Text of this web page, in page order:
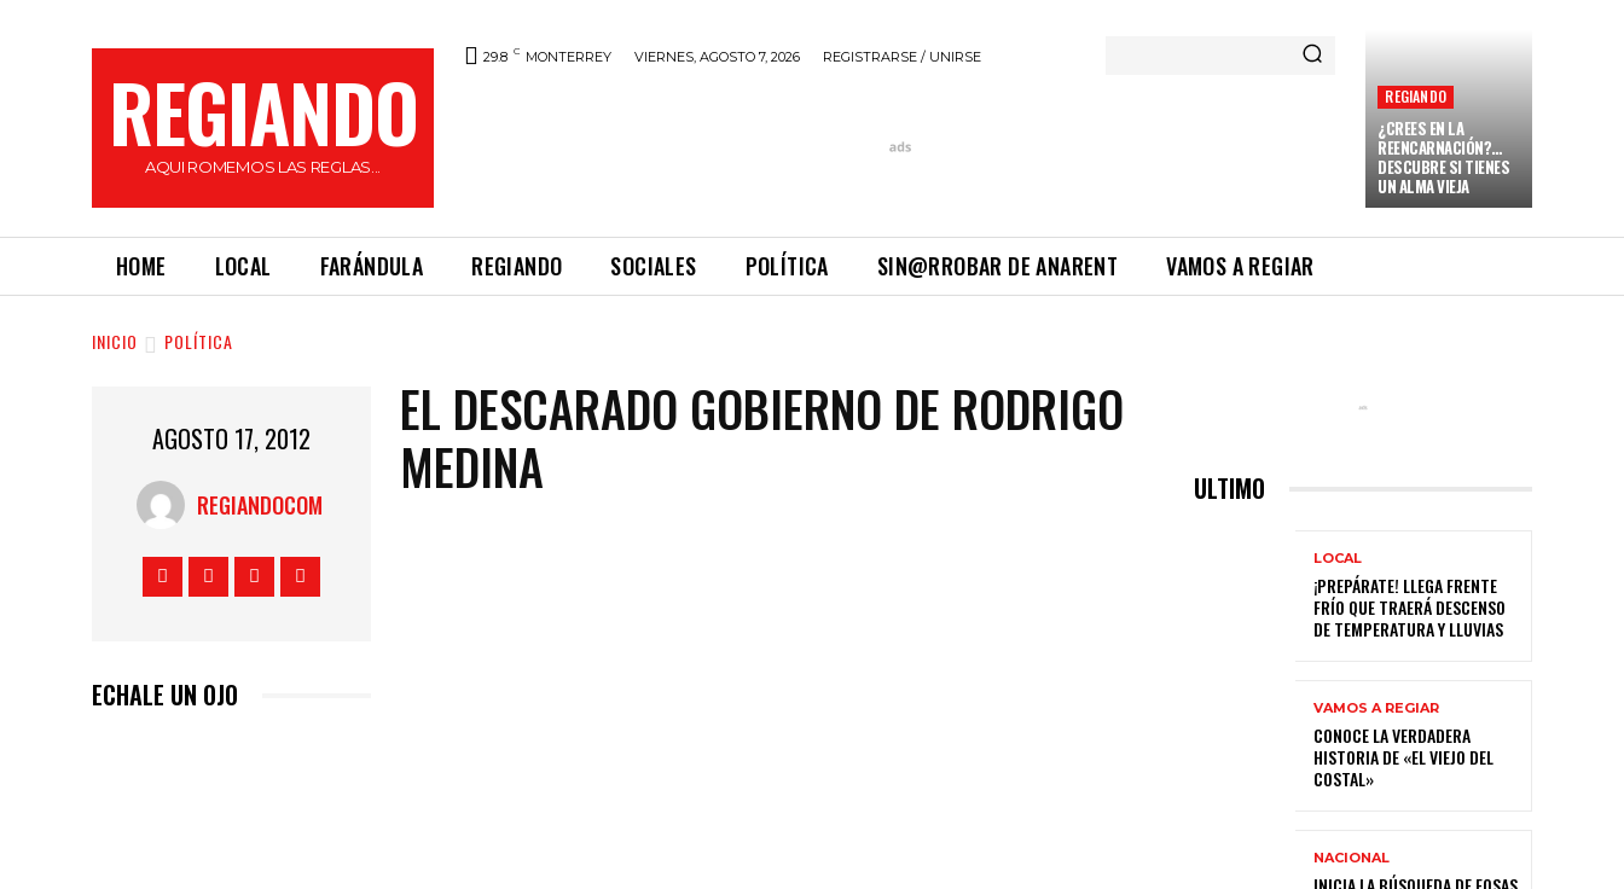
REGIANDO
AQUI ROMEMOS LAS REGLAS...
29.8 C MONTERREY VIERNES, AGOSTO 7, 2026 REGISTRARSE / UNIRSE
REGIANDO
¿CREES EN LA
REENCARNACIÓN?…
DESCUBRE SI TIENES
UN ALMA VIEJA
HOME LOCAL FARÁNDULA REGIANDO SOCIALES POLÍTICA SIN@RROBAR DE ANARENT VAMOS A REGIAR
INICIO POLÍTICA
AGOSTO 17, 2012
REGIANDOCOM
ECHALE UN OJO
EL DESCARADO GOBIERNO DE RODRIGO
MEDINA
ULTIMO
LOCAL
¡PREPÁRATE! LLEGA FRENTE
FRÍO QUE TRAERÁ DESCENSO
DE TEMPERATURA Y LLUVIAS
VAMOS A REGIAR
CONOCE LA VERDADERA
HISTORIA DE «EL VIEJO DEL
COSTAL»
NACIONAL